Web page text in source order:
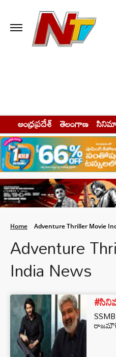
ఆంధ్రప్రదేశ్ తెలంగాణ
Home Adventure Thriller Movie
Adventure
India News